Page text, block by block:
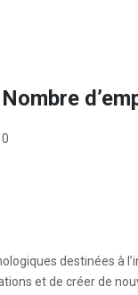
Nombre
0
destinées à
et de créer de